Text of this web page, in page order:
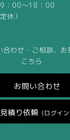
：00～18：00
休）
合わせ・ご相談、お
こちら
お問い合わせ
積り依頼 （ログイン